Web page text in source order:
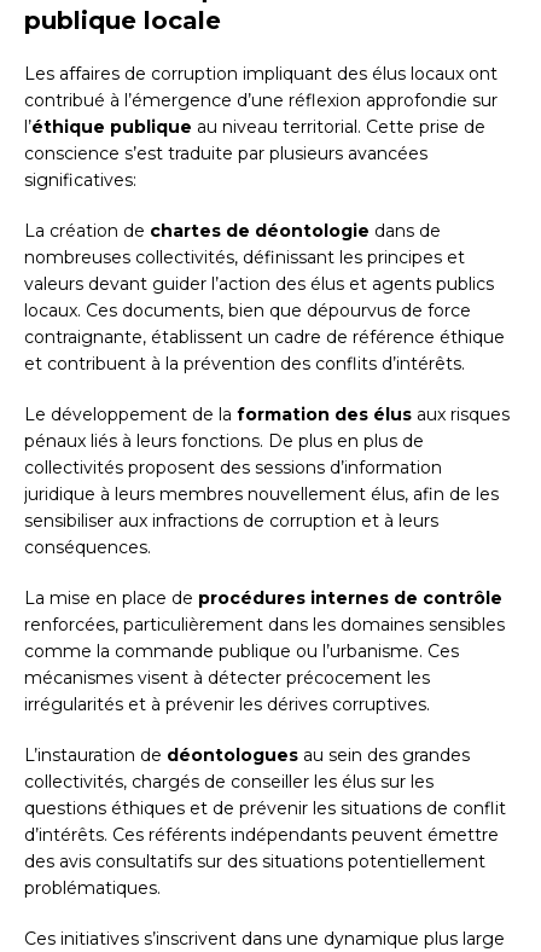
publique locale
Les affaires de corruption impliquant des élus locaux ont
contribué à l’émergence d’une réflexion approfondie sur
l’éthique publique au niveau territorial. Cette prise de
conscience s’est traduite par plusieurs avancées
significatives:
La création de chartes de déontologie dans de
nombreuses collectivités, définissant les principes et
valeurs devant guider l’action des élus et agents publics
locaux. Ces documents, bien que dépourvus de force
contraignante, établissent un cadre de référence éthique
et contribuent à la prévention des conflits d’intérêts.
Le développement de la formation des élus aux risques
pénaux liés à leurs fonctions. De plus en plus de
collectivités proposent des sessions d’information
juridique à leurs membres nouvellement élus, afin de les
sensibiliser aux infractions de corruption et à leurs
conséquences.
La mise en place de procédures internes de contrôle
renforcées, particulièrement dans les domaines sensibles
comme la commande publique ou l’urbanisme. Ces
mécanismes visent à détecter précocement les
irrégularités et à prévenir les dérives corruptives.
L’instauration de déontologues au sein des grandes
collectivités, chargés de conseiller les élus sur les
questions éthiques et de prévenir les situations de conflit
d’intérêts. Ces référents indépendants peuvent émettre
des avis consultatifs sur des situations potentiellement
problématiques.
Ces initiatives s’inscrivent dans une dynamique plus large